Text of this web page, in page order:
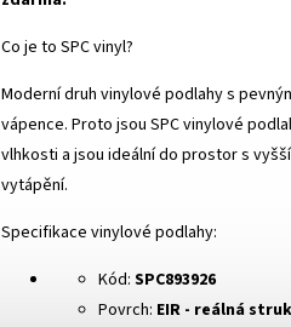
Co je to SPC vinyl?
Moderní druh vinylové podlahy s
vápence. Proto jsou SPC vinylové
vlhkosti a jsou ideální do prostor s
vytápění.
Specifikace vinylové podlahy:
Kód: SPC893926
Povrch: EIR - reálná